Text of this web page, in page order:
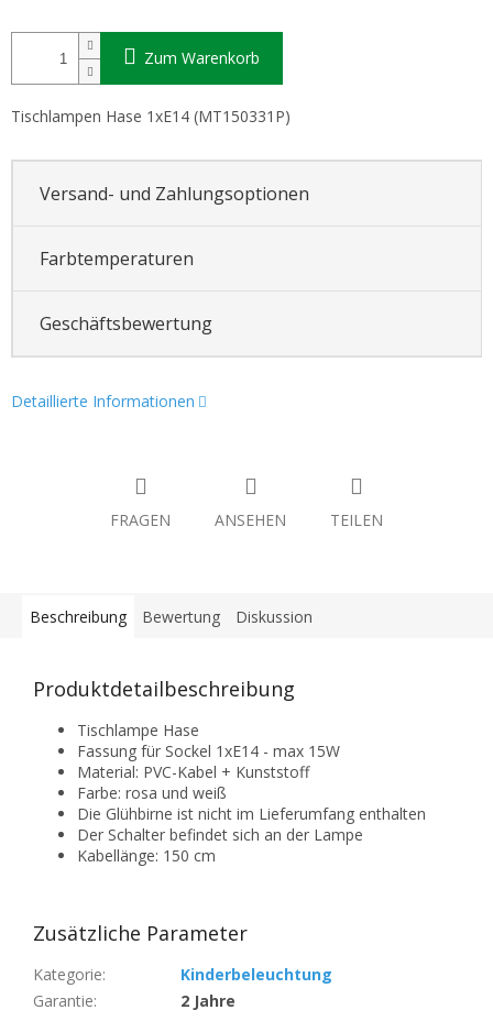
Zum Warenkorb
Tischlampen Hase 1xE14 (MT150331P)
Versand- und Zahlungsoptionen
Farbtemperaturen
Geschäftsbewertung
Detaillierte Informationen
FRAGEN ANSEHEN TEILEN
Beschreibung Bewertung Diskussion
Produktdetailbeschreibung
Tischlampe Hase
Fassung für Sockel 1xE14 - max 15W
Material: PVC-Kabel + Kunststoff
Farbe: rosa und weiß
Die Glühbirne ist nicht im Lieferumfang enthalten
Der Schalter befindet sich an der Lampe
Kabellänge: 150 cm
Zusätzliche Parameter
Kategorie:
Kinderbeleuchtung
Garantie:
2 Jahre